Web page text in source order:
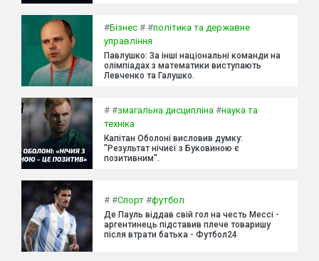
#Бізнес # #політика та державне
управління
Павлушко: За інші національні команди на
олімпіадах з математики виступають
Левченко та Галушко.
# #змагальна дисципліна #наука та
техніка
Капітан Оболоні висловив думку:
"Результат нічиєї з Буковиною є
позитивним".
# #Спорт #футбол
Де Пауль віддав свій гол на честь Мессі -
аргентинець підставив плече товаришу
після втрати батька - Футбол24